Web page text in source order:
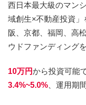
西日本最大級のマン
域創生×不動産投資
阪、京都、福岡、高
ウドファンディング
10万円から投資可能
3.4%~5.0% 、運用期